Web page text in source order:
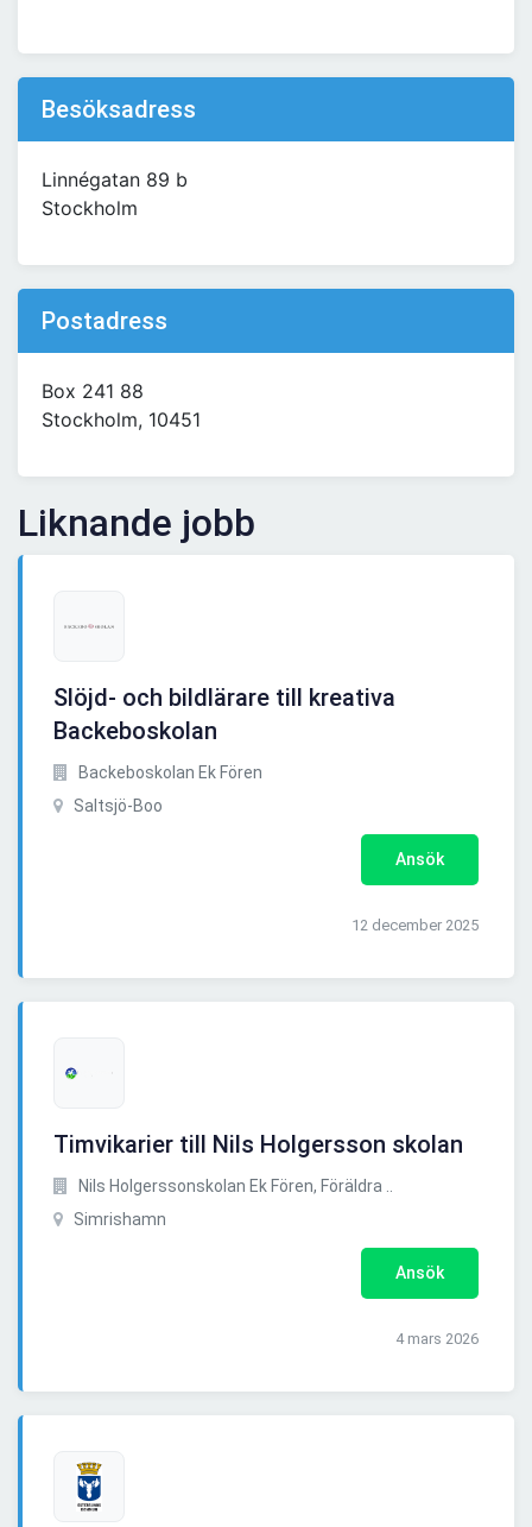
Besöksadress
Linnégatan 89 b
Stockholm
Postadress
Box 241 88
Stockholm, 10451
Liknande jobb
Slöjd- och bildlärare till kreativa
Backeboskolan
Backeboskolan Ek Fören
Saltsjö-Boo
Ansök
12 december 2025
Timvikarier till Nils Holgersson skolan
Nils Holgerssonskolan Ek Fören, Föräldra ..
Simrishamn
Ansök
4 mars 2026